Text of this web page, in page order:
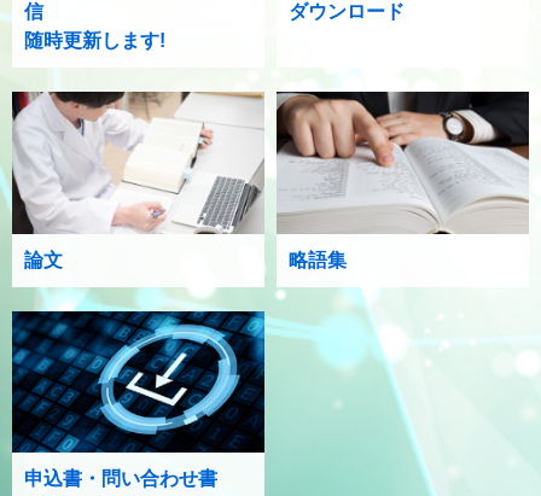
信
随時更新します!
ダウンロード
論文 略語集
申込書・問い合わせ書